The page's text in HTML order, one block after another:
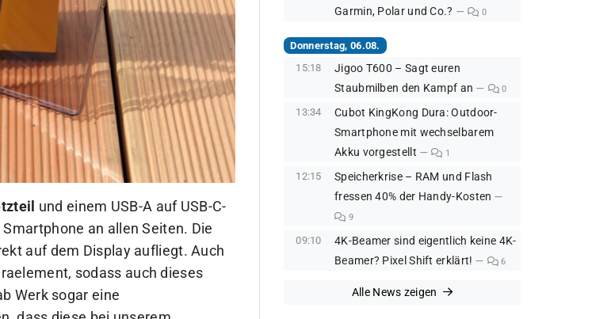
und einem USB-A auf USB-C-
an allen Seiten. Die
auf dem Display aufliegt. Auch
sodass auch dieses
Werk sogar eine
Garmin, Polar und Co.?
0
Donnerstag, 06.08.
15:18
Jigoo T600 – Sagt euren
Staubmilben den Kampf an
0
13:34
Cubot KingKong Dura: Outdoor-
Smartphone mit wechselbarem
Akku vorgestellt
1
12:15
Speicherkrise – RAM und Flash
fressen 40% der Handy-Kosten
9
09:10
4K-Beamer sind eigentlich keine 4K-
Beamer? Pixel Shift erklärt!
6
Alle News zeigen